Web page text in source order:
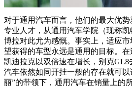
对于通用汽车而言，他们的最大优
专业人才，从通用汽车学院（现称
博拉对此尤为感慨。事实上，适应
望获得的车型永远是通用的目标。在
凯迪拉克以双倍速在增长，别克
汽车依然如同开挂一般的存在就可
丽”的带领下，通用汽车在销量上的